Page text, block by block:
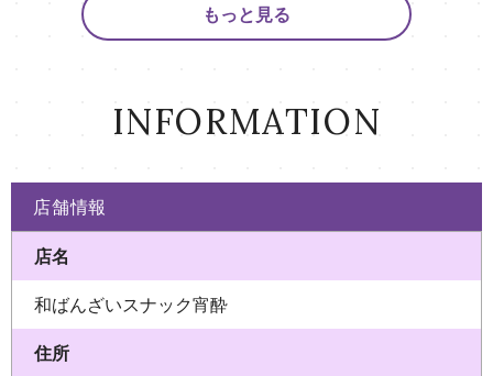
もっと見る
INFORMATION
店舗情報
店名
和ばんざいスナック宵酔
住所